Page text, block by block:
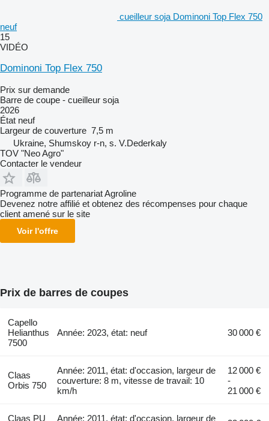
cueilleur soja Dominoni Top Flex 750
neuf
15
VIDÉO
Dominoni Top Flex 750
Prix sur demande
Barre de coupe - cueilleur soja
2026
État neuf
Largeur de couverture 7,5 m
Ukraine, Shumskoy r-n, s. V.Dederkaly
TOV "Neo Agro"
Contacter le vendeur
Programme de partenariat Agroline
Devenez notre affilié et obtenez des récompenses pour chaque
client amené sur le site
Voir l'offre
Prix de barres de coupes
Capello
Helianthus
7500
Année: 2023, état: neuf 30 000 €
Claas
Orbis 750
Année: 2011, état: d'occasion, largeur de
couverture: 8 m, vitesse de travail: 10
km/h
12 000 €
-
21 000 €
Claas PU Année: 2011, état: d'occasion, largeur de